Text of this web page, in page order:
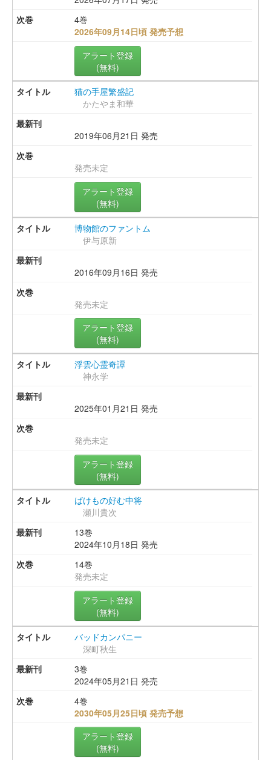
4巻
2026年09月14日頃 発売予想
アラート登録
(無料)
猫の手屋繁盛記
かたやま和華
2019年06月21日 発売
発売未定
アラート登録
(無料)
博物館のファントム
伊与原新
2016年09月16日 発売
発売未定
アラート登録
(無料)
浮雲心霊奇譚
神永学
2025年01月21日 発売
発売未定
アラート登録
(無料)
ばけもの好む中将
瀬川貴次
13巻
2024年10月18日 発売
14巻
発売未定
アラート登録
(無料)
バッドカンパニー
深町秋生
3巻
2024年05月21日 発売
4巻
2030年05月25日頃 発売予想
アラート登録
(無料)